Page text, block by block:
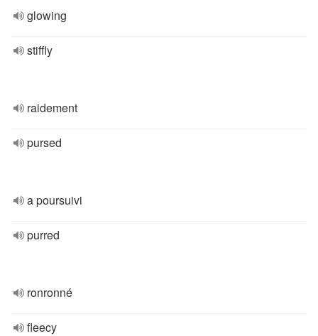
glowing
stiffly
raidement
pursed
a poursuivi
purred
ronronné
fleecy